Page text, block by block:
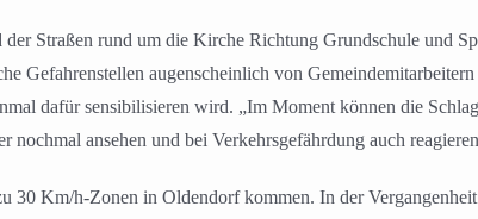
Straßen rund um die Kirche Richtung Grundschule und
Gefahrenstellen augenscheinlich von
dafür sensibilisieren wird. „Im Moment können die
ansehen und bei Verkehrsgefährdung auch
Km/h-Zonen in Oldendorf kommen. In der